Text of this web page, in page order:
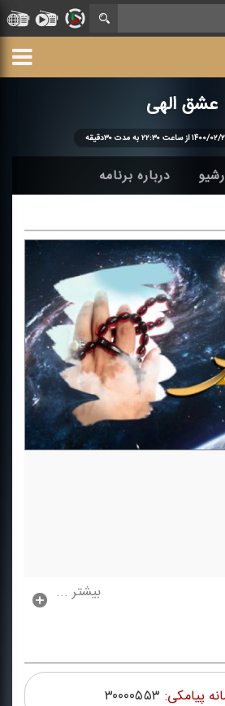
عشق الهی
درباره برنامه
بیشتر ...
پیامکی: ۳۰۰۰۰۵۵۳